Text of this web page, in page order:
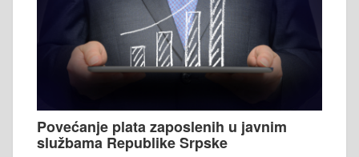
Povećanje plata zaposlenih u javnim
službama Republike Srpske